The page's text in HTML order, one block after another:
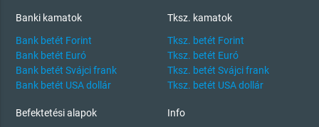
Banki kamatok
Bank betét Forint
Bank betét Euró
Bank betét Svájci frank
Bank betét USA dollár
Tksz. kamatok
Tksz. betét Forint
Tksz. betét Euró
Tksz. betét Svájci frank
Tksz. betét USA dollár
Befektetési alapok Info